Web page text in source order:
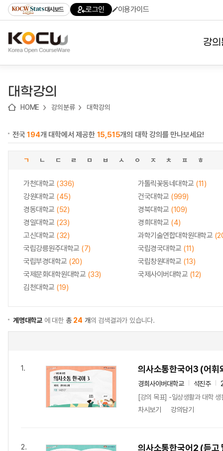
기
기
기
content)
가
대시보드 로그인 이용가이드
강
대학강의
HOME 강의분류 대학강의
전국194개 대학에서 제공한 15,515개의 대학 강의를 만나보세요!
ㄱ ㄴ ㄷ ㄹ ㅁ ㅂ ㅅ ㅇ ㅈ ㅊ ㅍ ㅎ
가천대학교 (336) 가톨릭꽃동네대학교 (11)
강원대학교 (45) 건국대학교 (999)
경동대학교 (52) 경북대학교 (109)
경일대학교 (23) 경희대학교 (4)
고신대학교 (32) 과학기술연합대학원대학교
국립강릉원주대학교 (7) 국립경국대학교 (11)
국립부경대학교 (20) 국립창원대학교 (13)
국제문화대학원대학교 (33) 국제사이버대학교 (12)
김천대학교 (19)
계명대학교 에 대한 총 24 개의 검색결과가 있습니다.
1. 의사소통한국어3 (어휘
경희사이버대학교 석진주
[강의 목표] -일상생활과 대학
차시보기
강의담기
2. 의사소통한국어2 (듣고